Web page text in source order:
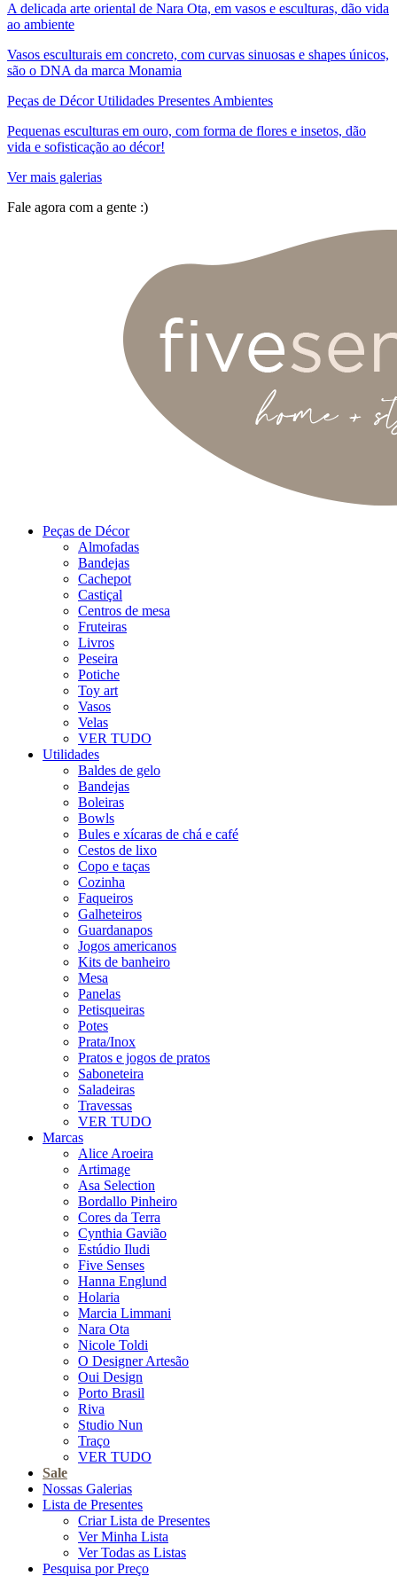
A delicada arte oriental de Nara Ota, em vasos e esculturas, dão vida
ao ambiente
Vasos esculturais em concreto, com curvas sinuosas e shapes únicos,
são o DNA da marca Monamia
Peças de Décor Utilidades Presentes Ambientes
Pequenas esculturas em ouro, com forma de flores e insetos, dão
vida e sofisticação ao décor!
Ver mais galerias
Fale agora com a gente :)
Peças de Décor
Almofadas
Bandejas
Cachepot
Castiçal
Centros de mesa
Fruteiras
Livros
Peseira
Potiche
Toy art
Vasos
Velas
VER TUDO
Utilidades
Baldes de gelo
Bandejas
Boleiras
Bowls
Bules e xícaras de chá e café
Cestos de lixo
Copo e taças
Cozinha
Faqueiros
Galheteiros
Guardanapos
Jogos americanos
Kits de banheiro
Mesa
Panelas
Petisqueiras
Potes
Prata/Inox
Pratos e jogos de pratos
Saboneteira
Saladeiras
Travessas
VER TUDO
Marcas
Alice Aroeira
Artimage
Asa Selection
Bordallo Pinheiro
Cores da Terra
Cynthia Gavião
Estúdio Iludi
Five Senses
Hanna Englund
Holaria
Marcia Limmani
Nara Ota
Nicole Toldi
O Designer Artesão
Oui Design
Porto Brasil
Riva
Studio Nun
Traço
VER TUDO
Sale
Nossas Galerias
Lista de Presentes
Criar Lista de Presentes
Ver Minha Lista
Ver Todas as Listas
Pesquisa por Preço